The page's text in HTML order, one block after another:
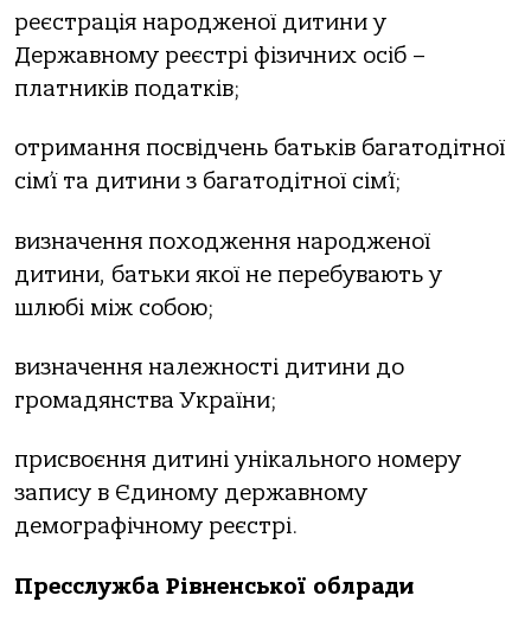
реєстрація народженої дитини у
Державному реєстрі фізичних осіб –
платників податків;
отримання посвідчень батьків багатодітної
сім’ї та дитини з багатодітної сім’ї;
визначення походження народженої
дитини, батьки якої не перебувають у
шлюбі між собою;
визначення належності дитини до
громадянства України;
присвоєння дитині унікального номеру
запису в Єдиному державному
демографічному реєстрі.
Пресслужба Рівненської облради